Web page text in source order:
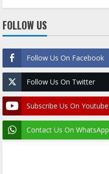
FOLLOW US
Follow Us On Facebook
Follow Us On Twitter
Subscribe Us On Youtube
Contact Us On WhatsApp